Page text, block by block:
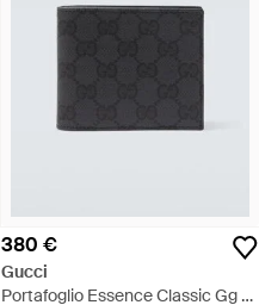
380 €
Gucci
Portafoglio Essence Classic Gg -